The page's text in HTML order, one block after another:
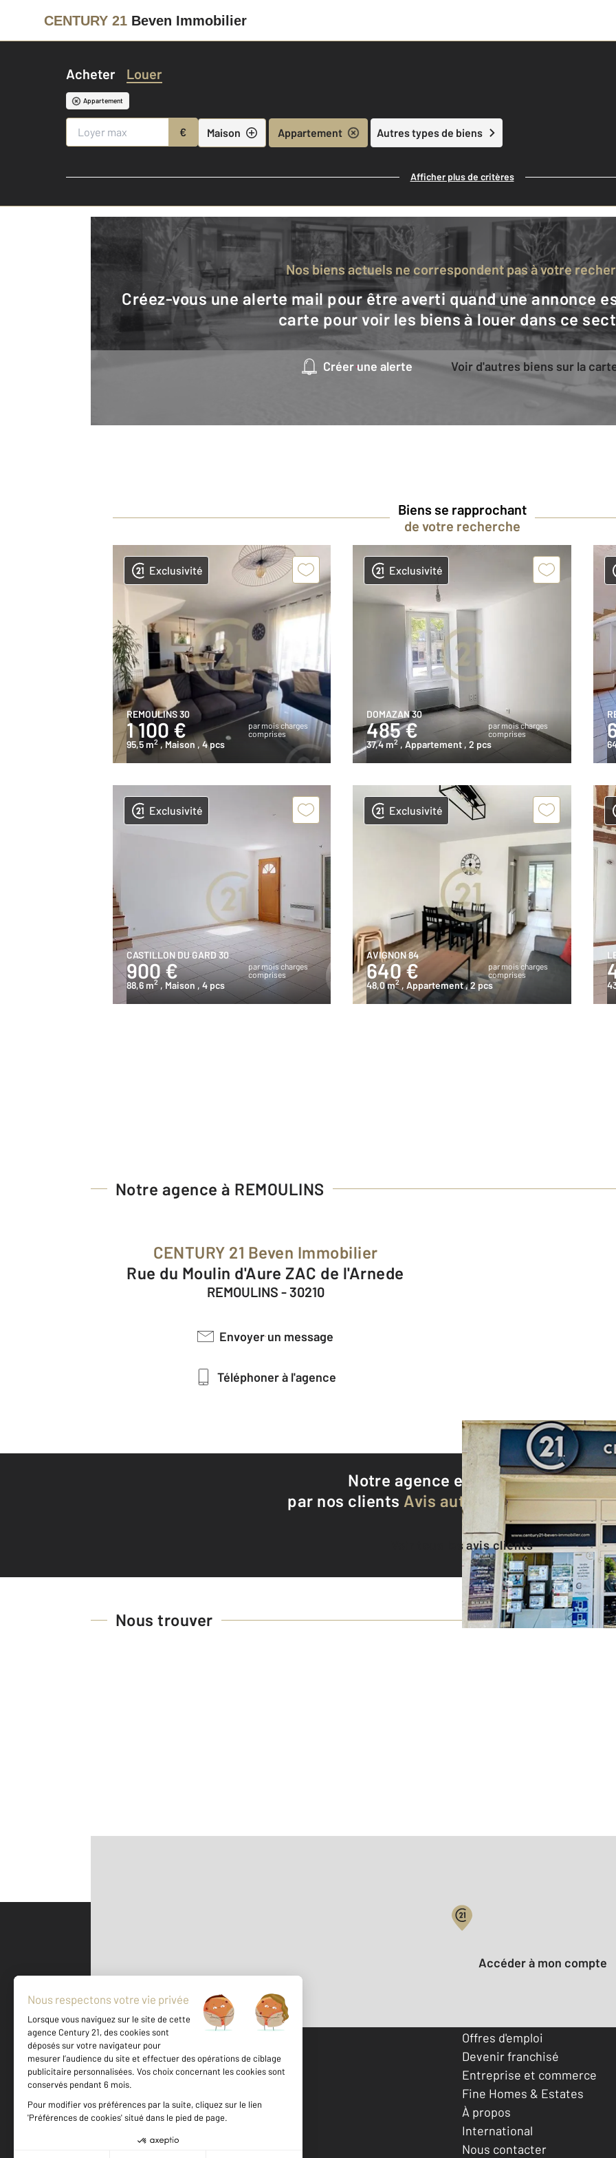
CENTURY 21 Beven Immobilier
Acheter Louer
Appartement
€ Maison Appartement Autres types de biens
Afficher plus de critères
Nos biens actuels ne correspondent pas à votre
Créez-vous une alerte mail pour être averti quand une annonce est en ligne et consultez la
carte pour voir les biens à louer dans ce
Créer une alerte Voir d'autres biens sur la
Biens se rapprochant
de votre recherche
Exclusivité
REMOULINS 30
1 100 €
par mois charges
comprises
95,5 m2 , Maison , 4 pcs
Exclusivité
DOMAZAN 30
485 €
par mois charges
comprises
37,4 m2 , Appartement , 2 pcs
Exclusivité
CASTILLON DU GARD 30
900 €
par mois charges
comprises
88,6 m2 , Maison , 4 pcs
Exclusivité
AVIGNON 84
640 €
par mois charges
comprises
48,0 m2 , Appartement, 2 pcs
Notre agence à REMOULINS
CENTURY 21 Beven Immobilier
rue du Moulin d'Aure ZAC de l'Arnede
REMOULINS - 30210
Envoyer un message
Téléphoner à l'agence
Notre agence est notée9,5/10
par nos clients Avis authentifiés par
Voir tous les avis clients
Nous trouver
500 m © Mappy
Votre compte :
Accéder à mon compte
Votre agence est notée
Achat
Location
Offres d'emploi
Devenir franchisé
Entreprise et commerce
Fine Homes & Estates
À propos
International
Nous contacter